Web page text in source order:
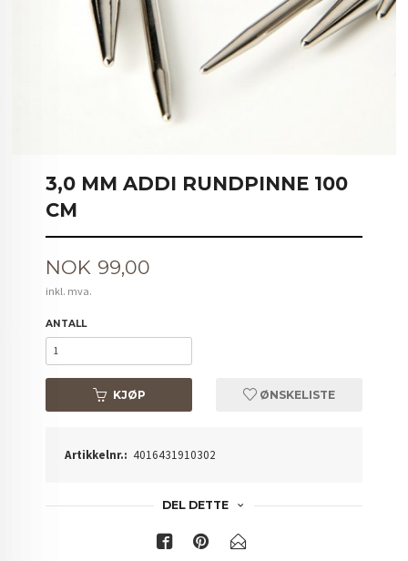
3,0 MM ADDI RUNDPINNE 100
CM
Pris
NOK 99,00
inkl. mva.
ANTALL
KJØP ØNSKELISTE
Artikkelnr.: 4016431910302
DEL DETTE